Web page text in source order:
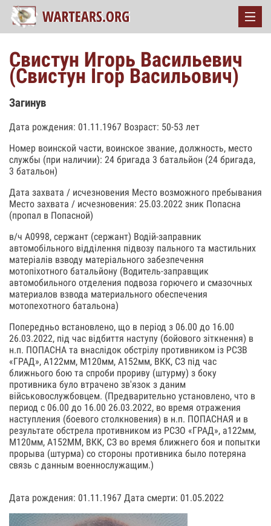
Свистун Игорь Васильевич
(Свистун Ігор Васильович)
Загинув
Дата рождения: 01.11.1967 Возраст: 50-53 лет
Номер воинской части, воинское звание, должность, место
службы (при наличии): 24 бригада 3 батальйон (24 бригада,
3 батальон)
Дата захвата / исчезновения Место возможного пребывания
Место захвата / исчезновения: 25.03.2022 зник Попасна
(пропал в Попасной)
в/ч А0998, сержант (сержант) Водій-заправник
автомобільного відділення підвозу пального та мастильних
матеріалів взводу матеріального забезпечення
мотопіхотного батальйону (Водитель-заправщик
автомобильного отделения подвоза горючего и смазочных
материалов взвода материального обеспечения
мотопехотного батальона)
Попередньо встановлено, що в період з 06.00 до 16.00
26.03.2022, під час відбиття наступу (бойового зіткнення) в
н.п. ПОПАСНА та внаслідок обстрілу противником із РСЗВ
«ГРАД», А122мм, М120мм, А152мм, ВКК, СЗ під час
ближнього бою та спроби прориву (штурму) з боку
противника було втрачено зв'язок з даним
військовослужбовцем. (Предварительно установлено, что в
период с 06.00 до 16.00 26.03.2022, во время отражения
наступления (боевого столкновения) в н.п. ПОПАСНАЯ и в
результате обстрела противником из РСЗО «ГРАД», а122мм,
М120мм, А152ММ, ВКК, СЗ во время ближнего боя и попытки
прорыва (штурма) со стороны противника было потеряна
связь с данным военнослужащим.)
Дата рождения: 01.11.1967 Дата смерти: 01.05.2022